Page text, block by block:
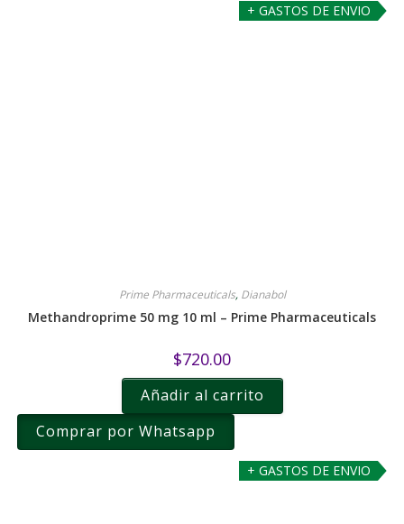
+ GASTOS DE ENVIO
Prime Pharmaceuticals, Dianabol
Methandroprime 50 mg 10 ml – Prime Pharmaceuticals
$720.00
Añadir al carrito
Comprar por Whatsapp
+ GASTOS DE ENVIO